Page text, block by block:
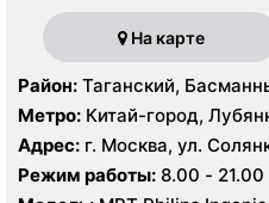
На карте
Район: Таганский,
Метро: Китай-город,
Адрес: г. Москва, ул.
Режим работы: 8.00 - 21.00